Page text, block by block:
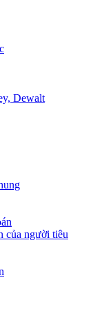
Dewalt
của người tiêu